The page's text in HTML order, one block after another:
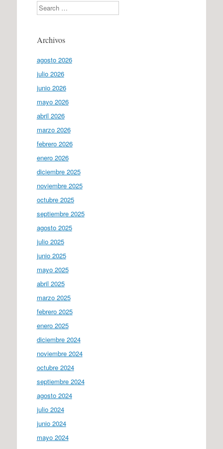
Search
Archivos
agosto 2026
julio 2026
junio 2026
mayo 2026
abril 2026
marzo 2026
febrero 2026
enero 2026
diciembre 2025
noviembre 2025
octubre 2025
septiembre 2025
agosto 2025
julio 2025
junio 2025
mayo 2025
abril 2025
marzo 2025
febrero 2025
enero 2025
diciembre 2024
noviembre 2024
octubre 2024
septiembre 2024
agosto 2024
julio 2024
junio 2024
mayo 2024